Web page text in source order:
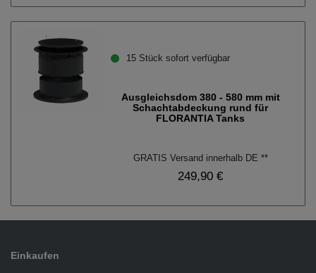
15 Stück sofort verfügbar
Ausgleichsdom 380 - 580 mm mit
Schachtabdeckung rund für
FLORANTIA Tanks
GRATIS Versand innerhalb DE **
249,90 €
Einkaufen